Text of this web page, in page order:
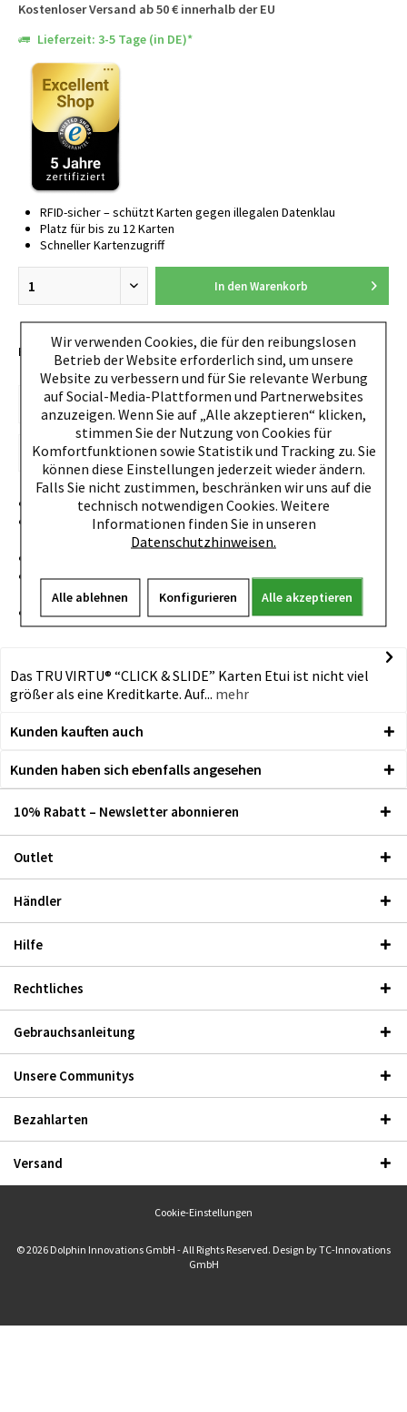
Kostenloser Versand ab 50 € innerhalb der EU
Lieferzeit: 3-5 Tage (in DE)*
RFID-sicher – schützt Karten gegen illegalen Datenklau
Platz für bis zu 12 Karten
Schneller Kartenzugriff
In denWarenkorb
EAN: 4260050240443
Designed and Made in Germany
Für max. 5 Plastikkarten (Mix max. 4 geprägten und 1
“One-Touch“ Technologie ermöglicht schnellen Zugriff
auf Karten
Kreditkartengröße, kompakt & superflach
Das TRU VIRTU® “CLICK & SLIDE” Karten Etui ist nicht viel
größer als eine Kreditkarte. Auf... mehr
Kunden kauften auch
Kunden haben sich ebenfalls angesehen
10% Rabatt – Newsletter abonnieren
Outlet
Händler
Hilfe
Rechtliches
Gebrauchsanleitung
Unsere Communitys
Bezahlarten
Versand
Cookie-Einstellungen
© 2026 Dolphin Innovations GmbH - All Rights Reserved. Design byTC-Innovations
GmbH
Wir verwenden Cookies, die für den reibungslosen
Betrieb der Website erforderlich sind, um unsere
Website zu verbessern und für Sie relevante Werbung
auf Social-Media-Plattformen und Partnerwebsites
anzuzeigen. Wenn Sie auf „Alle akzeptieren“ klicken,
stimmen Sie der Nutzung von Cookies für
Komfortfunktionen sowie Statistik und Tracking zu. Sie
können diese Einstellungen jederzeit wieder ändern.
Falls Sie nicht zustimmen, beschränken wir uns auf die
technisch notwendigen Cookies. Weitere
Informationen finden Sie in unseren
Datenschutzhinweisen.
Alle ablehnen Konfigurieren Alle akzeptieren